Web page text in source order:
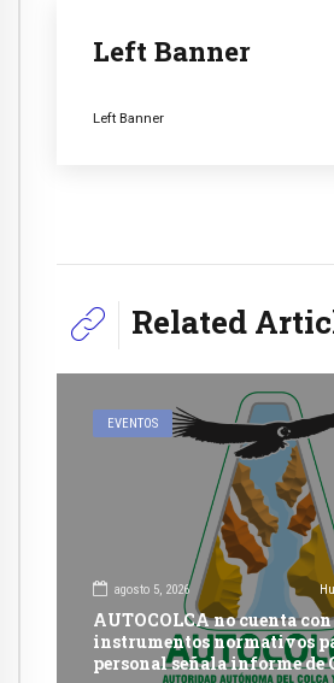
Left Banner
Left Banner
Related
EVENTOS
agosto 5, 2026
AUTOCOLCA no cuenta con
instrumentos normativos
personal señala informe